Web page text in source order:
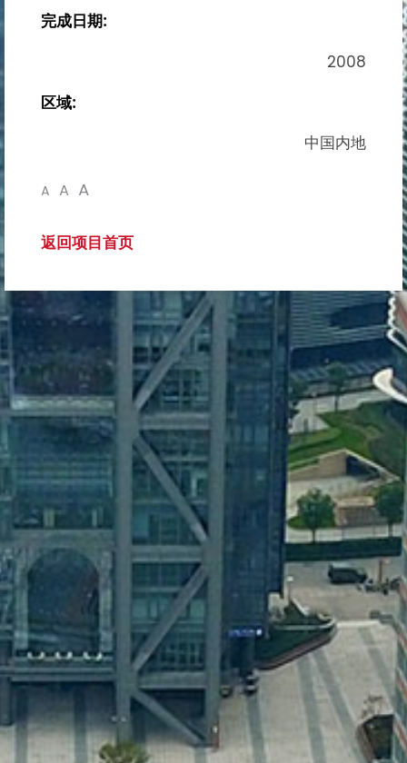
完成日期:
2008
区域:
中国内地
A A A
返回项目首页